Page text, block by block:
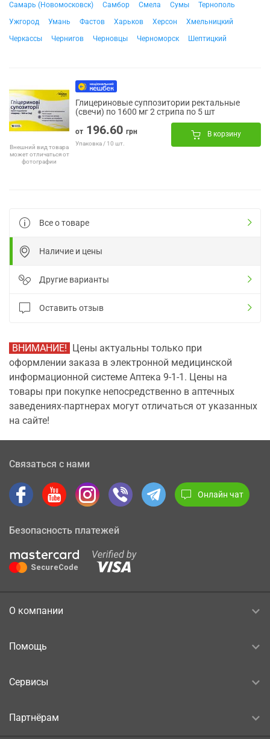
Самарь (Новомосковск)
Самбор Смела Сумы
Тернополь
Ужгород
Умань Фастов Харьков Херсон
Хмельницкий
Черкассы
Чернигов Черновцы Черноморск Шептицкий
Внешний вид товара
может отличаться от
фотографии
Глицериновые суппозитории ректальные
(свечи) по 1600 мг 2 стрипа по 5 шт
от 196.60 грн
Упаковка / 10 шт.
В корзину
Все о товаре
Наличие и цены
Другие варианты
Оставить отзыв
ВНИМАНИЕ! Цены актуальны только при
оформлении заказа в электронной медицинской
информационной системе Аптека 9-1-1. Цены на
товары при покупке непосредственно в аптечных
заведениях-партнерах могут отличаться от указанных
на сайте!
Связаться с нами
Онлайн чат
Безопасность платежей
О компании
Помощь
Сервисы
Партнёрам